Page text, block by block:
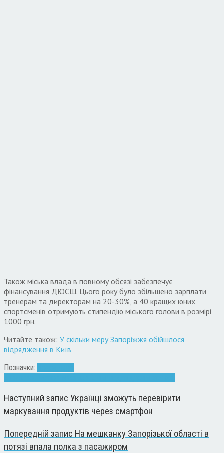
Також міська влада в повному обсязі забезпечує
фінансування ДЮСШ. Цього року було збільшено зарплати
тренерам та директорам на 20-30%, а 40 кращих юних
спортсменів отримують стипендію міського голови в розмірі
1000 грн.
Читайте також: У скільки меру Запоріжжя обійшлося
відрядження в Київ
Позначки:
Наступний запис Українці зможуть перевірити
маркування продуктів через смартфон
Попередній запис На мешканку Запорізької області в
потязі впала полка з пасажиром